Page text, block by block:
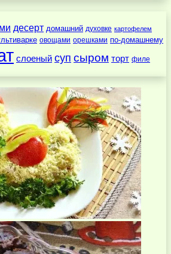
десерт домашний духовке картофелем
овощами орешками по-домашнему
слоеный суп сыром торт филе